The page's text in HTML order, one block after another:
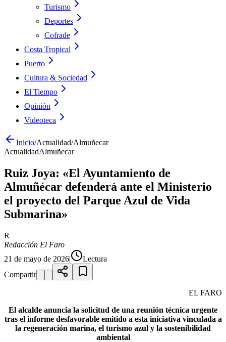
Turismo
Deportes
Cofrade
Costa Tropical
Puerto
Cultura & Sociedad
El Tiempo
Opinión
Videoteca
Inicio/Actualidad/Almuñecar
ActualidadAlmuñecar
Ruiz Joya: «El Ayuntamiento de
Almuñécar defenderá ante el Ministerio
el proyecto del Parque Azul de Vida
Submarina»
R
Redacción El Faro
21 de mayo de 2026|
Lectura
Compartir
EL FARO
El alcalde anuncia la solicitud de una reunión técnica urgente
tras el informe desfavorable emitido a esta iniciativa vinculada a
la regeneración marina, el turismo azul y la sostenibilidad
ambiental